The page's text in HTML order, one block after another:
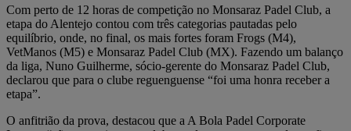
Com perto de 12 horas de competição no Monsaraz Padel Club, a
etapa do Alentejo contou com três categorias pautadas pelo
equilíbrio, onde, no final, os mais fortes foram Frogs (M4),
VetManos (M5) e Monsaraz Padel Club (MX). Fazendo um balanço
da liga, Nuno Guilherme, sócio-gerente do Monsaraz Padel Club,
declarou que para o clube reguenguense “foi uma honra receber a
etapa”.
O anfitrião da prova, destacou que a A Bola Padel Corporate